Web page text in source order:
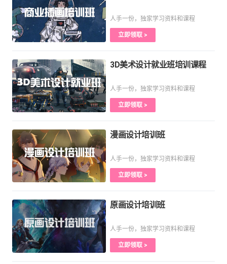
人手一份，独家学习资料和课程
立即领取 >
3D美术设计就业班培训课程
人手一份，独家学习资料和课程
立即领取 >
漫画设计培训班
人手一份，独家学习资料和课程
立即领取 >
原画设计培训班
人手一份，独家学习资料和课程
立即领取 >